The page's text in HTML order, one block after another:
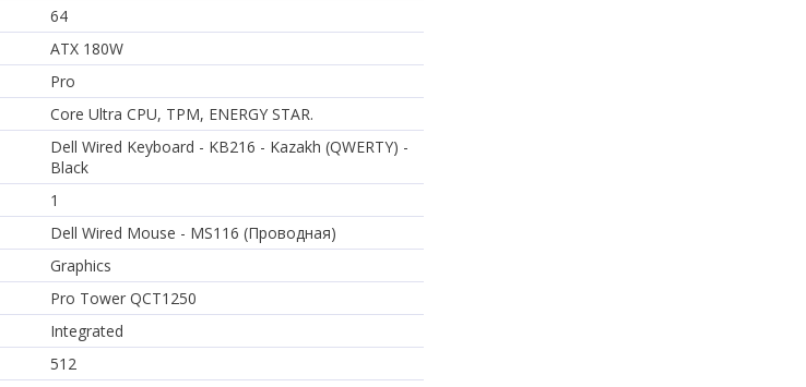
64
ATX 180W
Pro
Core Ultra CPU, TPM, ENERGY STAR.
Dell Wired Keyboard - KB216 - Kazakh (QWERTY) -
Black
1
Dell Wired Mouse - MS116 (Проводная)
Graphics
Pro Tower QCT1250
Integrated
512